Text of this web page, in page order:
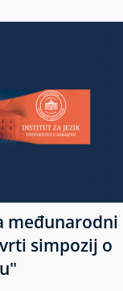
međunarodni
simpozij o